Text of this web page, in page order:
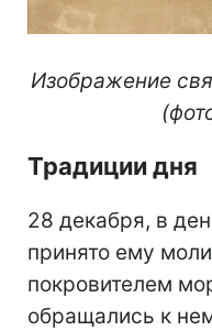
Изображение
Традиции дня
28 декабря, в
принято ему
покровителем
обращались к